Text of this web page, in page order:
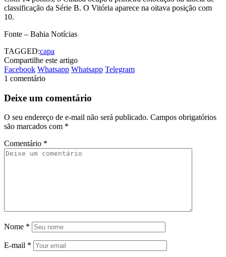
classificação da Série B. O Vitória aparece na oitava posição com
10.
Fonte – Bahia Notícias
TAGGED:capa
Compartilhe este artigo
Facebook Whatsapp Whatsapp Telegram
1 comentário
Deixe um comentário
O seu endereço de e-mail não será publicado. Campos obrigatórios
são marcados com *
Comentário *
Nome *
E-mail *